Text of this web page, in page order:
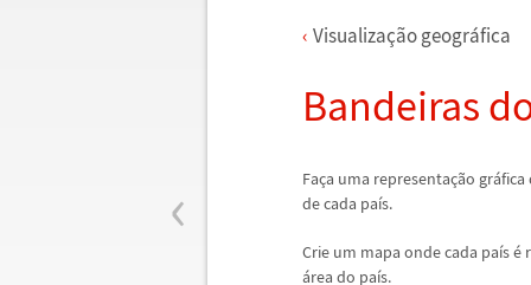
‹
Visualização geográfica
Bandeiras
Faça uma representação gráfica
de cada país.
Crie um mapa onde cada paísé
área do país.